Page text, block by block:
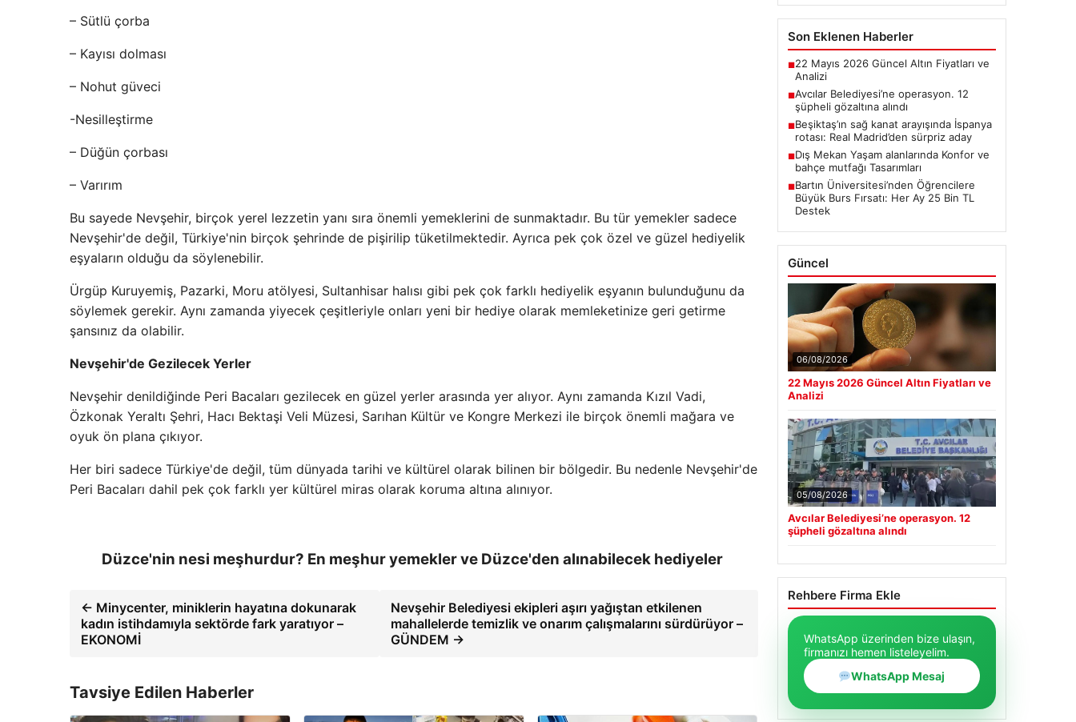
– Sütlü çorba
– Kayısı dolması
– Nohut güveci
-Nesilleştirme
– Düğün çorbası
– Varırım
Bu sayede Nevşehir, birçok yerel lezzetin yanı sıra önemli yemeklerini de sunmaktadır. Bu tür yemekler sadece
Nevşehir'de değil, Türkiye'nin birçok şehrinde de pişirilip tüketilmektedir. Ayrıca pek çok özel ve güzel hediyelik
eşyaların olduğu da söylenebilir.
Ürgüp Kuruyemiş, Pazarki, Moru atölyesi, Sultanhisar halısı gibi pek çok farklı hediyelik eşyanın bulunduğunu da
söylemek gerekir. Aynı zamanda yiyecek çeşitleriyle onları yeni bir hediye olarak memleketinize geri getirme
şansınız da olabilir.
Nevşehir'de Gezilecek Yerler
Nevşehir denildiğinde Peri Bacaları gezilecek en güzel yerler arasında yer alıyor. Aynı zamanda Kızıl Vadi,
Özkonak Yeraltı Şehri, Hacı Bektaşi Veli Müzesi, Sarıhan Kültür ve Kongre Merkezi ile birçok önemli mağara ve
oyuk ön plana çıkıyor.
Her biri sadece Türkiye'de değil, tüm dünyada tarihi ve kültürel olarak bilinen bir bölgedir. Bu nedenle Nevşehir'de
Peri Bacaları dahil pek çok farklı yer kültürel miras olarak koruma altına alınıyor.
Düzce'nin nesi meşhurdur? En meşhur yemekler ve Düzce'den alınabilecek hediyeler
← Minycenter, miniklerin hayatına dokunarak
kadın istihdamıyla sektörde fark yaratıyor –
EKONOMİ
Nevşehir Belediyesi ekipleri aşırı yağıştan etkilenen
mahallelerde temizlik ve onarım çalışmalarını sürdürüyor –
GÜNDEM →
Tavsiye Edilen Haberler
Son Eklenen Haberler
■22 Mayıs 2026 Güncel Altın Fiyatları ve
Analizi
■Avcılar Belediyesi’ne operasyon. 12
şüpheli gözaltına alındı
■Beşiktaş’ın sağ kanat arayışında İspanya
rotası: Real Madrid’den sürpriz aday
■Dış Mekan Yaşam alanlarında Konfor ve
bahçe mutfağı Tasarımları
■Bartın Üniversitesi’nden Öğrencilere
Büyük Burs Fırsatı: Her Ay 25 Bin TL
Destek
Güncel
06/08/2026
22 Mayıs 2026 Güncel Altın Fiyatları ve
Analizi
05/08/2026
Avcılar Belediyesi’ne operasyon. 12
şüpheli gözaltına alındı
Rehbere Firma Ekle
WhatsApp üzerinden bize ulaşın,
firmanızı hemen listeleyelim.
WhatsApp Mesaj